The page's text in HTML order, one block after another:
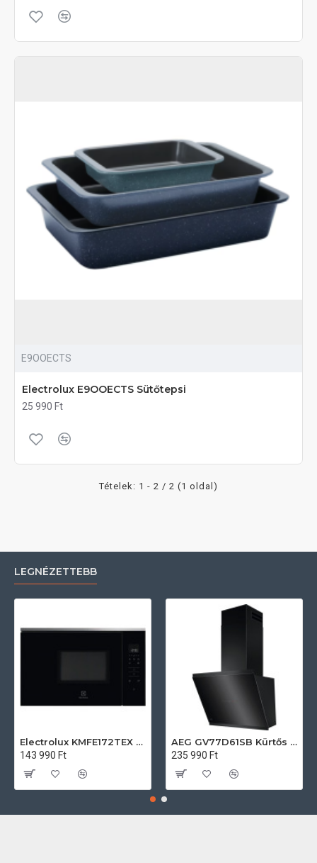
E9OOECTS
Electrolux E9OOECTS Sütőtepsi
25 990 Ft
Tételek: 1 - 2 / 2 (1 oldal)
LEGNÉZETTEBB
Electrolux KMFE172TEX Felsőszekrénybe építhető mikrohullámú sütő
143 990 Ft
AEG GV77D61SB Kürtős páraelszívó
235 990 Ft